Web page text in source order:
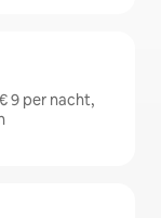
9 per nacht,